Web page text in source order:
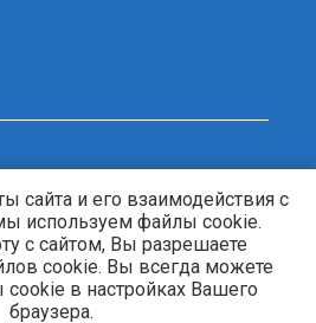
© 2013-2026 Энерджи-Кубань. |
сайта и его взаимодействия с
используем файлы cookie.
с сайтом, Вы разрешаете
cookie. Вы всегда можете
в настройках Вашего
браузера.